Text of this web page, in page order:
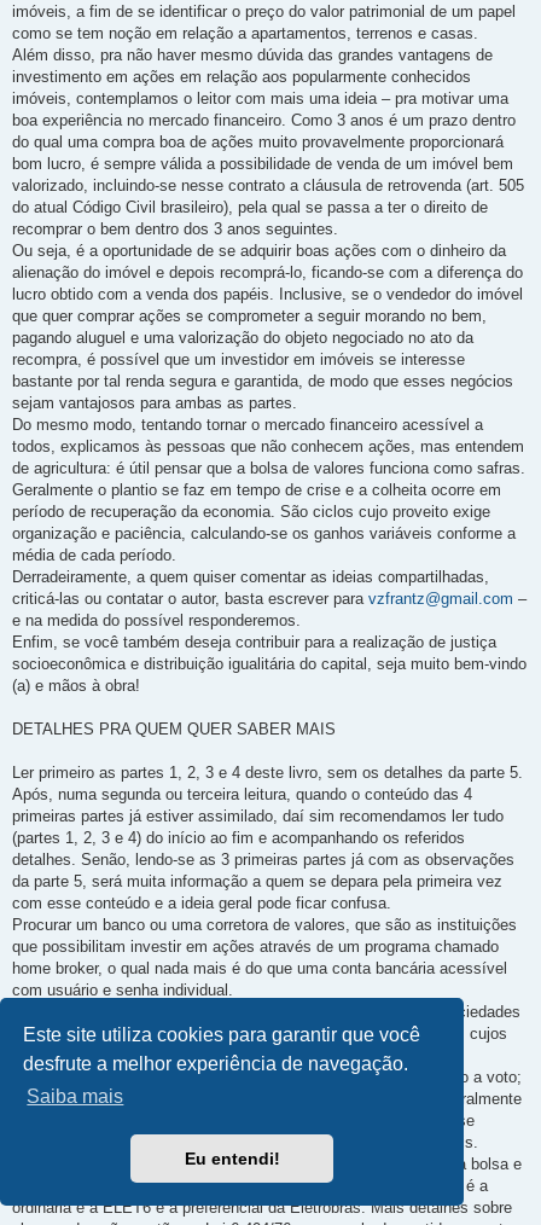
Este site utiliza cookies para garantir que você
desfrute a melhor experiência de navegação.
Saiba mais
Eu entendi!
imóveis, a fim de se identificar o preço do valor patrimonial de um papel
como se tem noção em relação a apartamentos, terrenos e casas.
Além disso, pra não haver mesmo dúvida das grandes vantagens de
investimento em ações em relação aos popularmente conhecidos
imóveis, contemplamos o leitor com mais uma ideia – pra motivar uma
boa experiência no mercado financeiro. Como 3 anos é um prazo dentro
do qual uma compra boa de ações muito provavelmente proporcionará
bom lucro, é sempre válida a possibilidade de venda de um imóvel bem
valorizado, incluindo-se nesse contrato a cláusula de retrovenda (art. 505
do atual Código Civil brasileiro), pela qual se passa a ter o direito de
recomprar o bem dentro dos 3 anos seguintes.
Ou seja, é a oportunidade de se adquirir boas ações com o dinheiro da
alienação do imóvel e depois recomprá-lo, ficando-se com a diferença do
lucro obtido com a venda dos papéis. Inclusive, se o vendedor do imóvel
que quer comprar ações se comprometer a seguir morando no bem,
pagando aluguel e uma valorização do objeto negociado no ato da
recompra, é possível que um investidor em imóveis se interesse
bastante por tal renda segura e garantida, de modo que esses negócios
sejam vantajosos para ambas as partes.
Do mesmo modo, tentando tornar o mercado financeiro acessível a
todos, explicamos às pessoas que não conhecem ações, mas entendem
de agricultura: é útil pensar que a bolsa de valores funciona como safras.
Geralmente o plantio se faz em tempo de crise e a colheita ocorre em
período de recuperação da economia. São ciclos cujo proveito exige
organização e paciência, calculando-se os ganhos variáveis conforme a
média de cada período.
Derradeiramente, a quem quiser comentar as ideias compartilhadas,
criticá-las ou contatar o autor, basta escrever para vzfrantz@gmail.com –
e na medida do possível responderemos.
Enfim, se você também deseja contribuir para a realização de justiça
socioeconômica e distribuição igualitária do capital, seja muito bem-vindo
(a) e mãos à obra!
DETALHES PRA QUEM QUER SABER MAIS
Ler primeiro as partes 1, 2, 3 e 4 deste livro, sem os detalhes da parte 5.
Após, numa segunda ou terceira leitura, quando o conteúdo das 4
primeiras partes já estiver assimilado, daí sim recomendamos ler tudo
(partes 1, 2, 3 e 4) do início ao fim e acompanhando os referidos
detalhes. Senão, lendo-se as 3 primeiras partes já com as observações
da parte 5, será muita informação a quem se depara pela primeira vez
com esse conteúdo e a ideia geral pode ficar confusa.
Procurar um banco ou uma corretora de valores, que são as instituições
que possibilitam investir em ações através de um programa chamado
home broker, o qual nada mais é do que uma conta bancária acessível
com usuário e senha individual.
As companhias com ações disponíveis para compra são as “sociedades
anônimas de capital aberto”. Há também as de “capital fechado”, cujos
papéis não são negociados na bolsa de valores.
Ações negociadas na bolsa podem ser ordinárias, que dão direito a voto;
ou preferenciais, que não proporcionam essa vantagem, mas geralmente
pagam proventos pelo menos 10% superiores aos da outra classe
mencionada. Por isso, investidores buscam mais as preferenciais.
Algumas sociedades anônimas negociam ambas as espécies na bolsa e
outras disponibilizam apenas uma delas. Por exemplo, a ELET3 é a
ordinária e a ELET6 é a preferencial da Eletrobras. Mais detalhes sobre